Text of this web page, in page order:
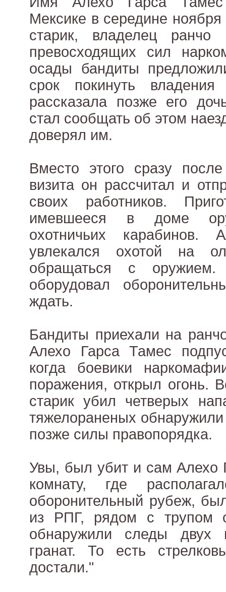
Мексике в середине ноября
старик, владелец
превосходящих сил
осады бандиты
срок покинуть
рассказала позже его
стал сообщать об этом
доверял им.
Вместо этого сразу после
визита он рассчитал и
своих работников.
имевшееся в доме
охотничьих карабинов.
увлекался охотой на
обращаться с
оборудовал
ждать.
Бандиты приехали на
Алехо Гарса Тамес
когда боевики
поражения, открыл огонь.
старик убил четверых
тяжелораненых
позже силы правопорядка.
Увы, был убит и сам Алехо
комнату, где
оборонительный рубеж,
из РПГ, рядом с трупом
обнаружили следы двух
гранат. То есть
достали."